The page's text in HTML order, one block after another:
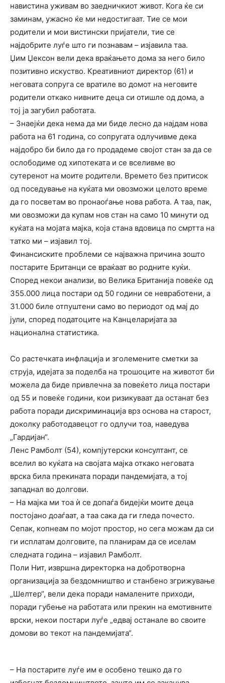
навистина уживам во заедничкиот живот. Кога ќе си
заминам, ужасно ќе ми недостигаат. Тие се мои
родители и мои вистински пријатели, тие се
најдобрите луѓе што ги познавам – изјавила таа.
Џим Џексон вели дека враќањето дома за него било
позитивно искуство. Креативниот директор (61) и
неговата сопруга се вратиле во домот на неговите
родители откако нивните деца си отишле од дома, а
тој ја загубил работата.
– Знаејќи дека нема да ми биде лесно да најдам нова
работа на 61 година, со сопругата одлучивме дека
најдобро би било да го продадеме својот стан за да се
ослободиме од хипотеката и се вселивме во
сутеренот на моите родители. Времето без притисок
од поседување на куќата ми овозможи целото време
да го посветам во пронаоѓање нова работа. А таа, пак,
ми овозможи да купам нов стан на само 10 минути од
куќата на мојата мајка, која стана вдовица по смртта на
татко ми – изјавил тој.
Финансиските проблеми се најважна причина зошто
постарите Британци се враќаат во родните куќи.
Според некои анализи, во Велика Британија повеќе од
355.000 лица постари од 50 години се невработени, а
31.000 биле отпуштени само во периодот од мај до
јули, според податоците на Канцеларијата за
национална статистика.
Со растечката инфлација и зголемените сметки за
струја, идејата за поделба на трошоците на животот би
можела да биде привлечна за повеќето лица постари
од 55 и повеќе години, кои ризикуваат да останат без
работа поради дискриминација врз основа на старост,
доколку работодавецот го одлучи тоа, наведува
„Гардијан“.
Ленс Рамболт (54), компјутерски консултант, се
вселил во куќата на својата мајка откако неговата
врска била прекината поради пандемијата, а тој
западнал во долгови.
– На мајка ми тоа ѝ се допаѓа бидејќи моите деца
постојано доаѓаат, а таа сака да ги гледа почесто.
Сепак, копнеам по мојот простор, но сега можам да си
ги исплатам долговите, па планирам да се иселам
следната година – изјавил Рамболт.
Поли Нит, извршна директорка на добротворна
организација за бездомништво и станбено згрижување
„Шелтер“, вели дека поради намалените приходи,
поради губење на работата или прекин на емотивните
врски, некои постари луѓе „едвај останале во своите
домови во текот на пандемијата“.
– На постарите луѓе им е особено тешко да го